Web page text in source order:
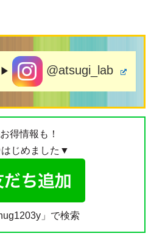
@atsugi_lab
得情報も！
じめました▼
」で検索